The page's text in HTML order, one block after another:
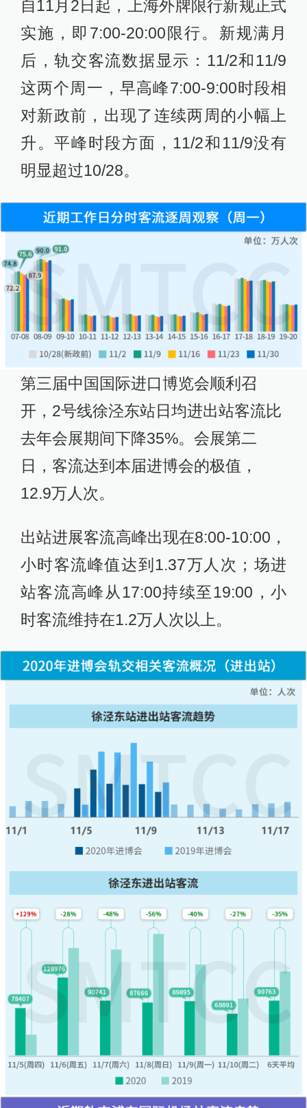
自11月2日起，上海外牌限行新规正式
实施，即7:00-20:00限行。新规满月
后，轨交客流数据显示：11/2和11/9
这两个周一，早高峰7:00-9:00时段相
对新政前，出现了连续两周的小幅上
升。平峰时段方面，11/2和11/9没有
明显超过10/28。
第三届中国国际进口博览会顺利召
开，2号线徐泾东站日均进出站客流比
去年会展期间下降35%。会展第二
日，客流达到本届进博会的极值，
12.9万人次。
出站进展客流高峰出现在8:00-10:00，
小时客流峰值达到1.37万人次；场进
站客流高峰从17:00持续至19:00，小
时客流维持在1.2万人次以上。